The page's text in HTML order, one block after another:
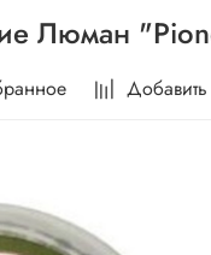
Люман